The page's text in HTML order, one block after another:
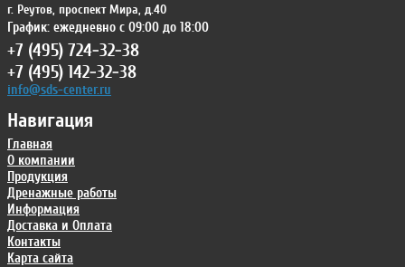
Навигация
Главная
О компании
Продукция
Дренажные работы
Информация
Доставка и Оплата
Контакты
Карта сайта
г. Реутов, проспект Мира, д.40
График: ежедневно с 09:00 до 18:00
+7 (495) 724-32-38
+7 (495) 142-32-38
info@sds-center.ru